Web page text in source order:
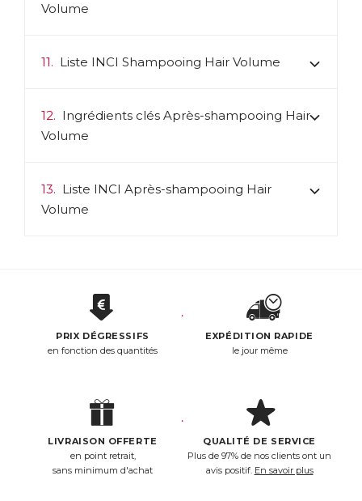
Volume
11. Liste INCI Shampooing Hair Volume
12. Ingrédients clés Après-shampooing Hair
Volume
13. Liste INCI Après-shampooing Hair
Volume
PRIX DÉGRESSIFS
en fonction des quantités
EXPÉDITION RAPIDE
le jour même
LIVRAISON OFFERTE
en point retrait,
sans minimum d'achat
QUALITÉ DE SERVICE
Plus de 97% de nos clients ont un
avis positif. En savoir plus